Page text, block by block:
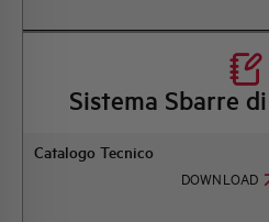
Sistema Sbarre
Catalogo Tecnico
DOWNLOAD